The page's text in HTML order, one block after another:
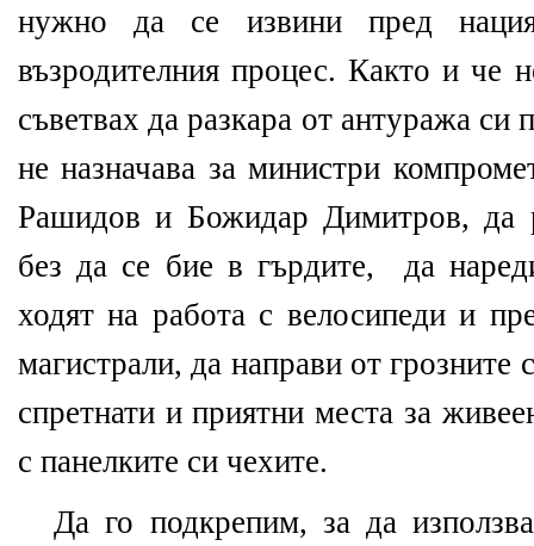
нужно да се извини пред
възродителния процес. Както и че
съветвах да разкара от антуража си
не назначава за министри
Рашидов и Божидар Димитров, да
без да се бие в гърдите,
да
ходят на работа с велосипеди и
магистрали, да направи от грозните
спретнати и приятни места за
с панелките си чехите.
Да го подкрепим, за да